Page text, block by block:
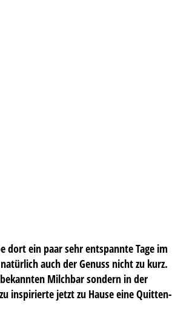
dort ein paar sehr entspannte Tage im
auch der Genuss nicht zu kurz.
Milchbar sondern in der
inspirierte jetzt zu Hause eine Quitten-